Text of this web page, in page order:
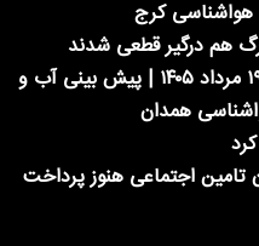
هم درگیر قطعی شدند
وضعیت هوای فردا همدان دوشنبه ۱۹ مرداد ۱۴۰۵ | پیش بینی آب و
تامین اجتماعی هنوز پرداخت